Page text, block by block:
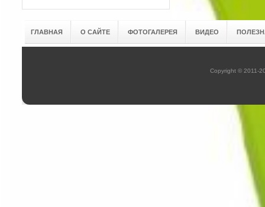
ГЛАВНАЯ О САЙТЕ ФОТОГАЛЕРЕЯ ВИДЕО
Copyright © 2011-